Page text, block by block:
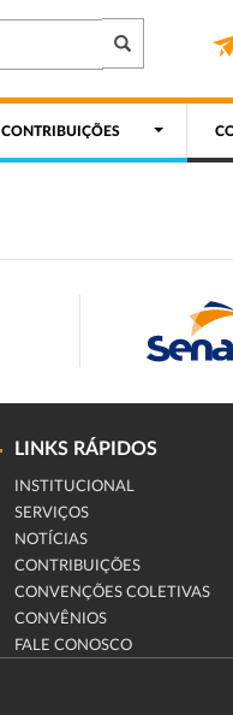
CONTRIBUIÇÕES
LINKS RÁPIDOS
INSTITUCIONAL
SERVIÇOS
NOTÍCIAS
CONTRIBUIÇÕES
CONVENÇÕES COLETIVAS
CONVÊNIOS
FALE CONOSCO